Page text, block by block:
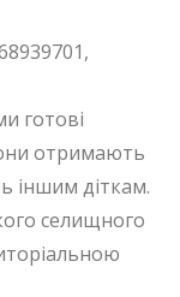
готові
отримають
іншим діткам.
селищного